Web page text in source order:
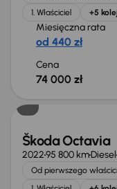
1. Właściciel
+5
Miesięczna rata
od 440 zł
Cena
74 000 zł
Škoda Octavia
202295 800 kmDiesel
Od pierwszego